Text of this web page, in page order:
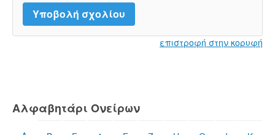
επιστροφή στην κορυφή
Αλφαβητάρι Ονείρων